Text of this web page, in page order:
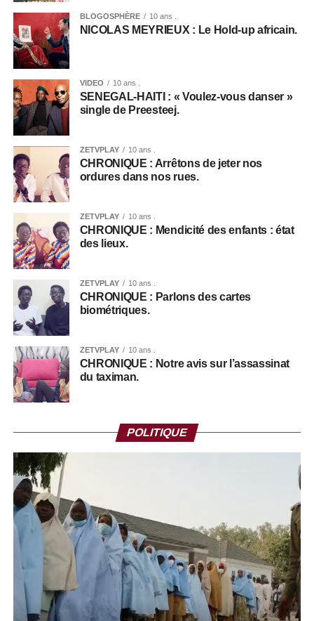
BLOGOSPHÈRE 10 ans .
NICOLAS MEYRIEUX : Le Hold-up africain.
VIDEO 10 ans .
SENEGAL-HAITI : « Voulez-vous danser »
single de Preesteej.
ZETVPLAY 10 ans .
CHRONIQUE : Arrêtons de jeter nos
ordures dans nos rues.
ZETVPLAY 10 ans .
CHRONIQUE : Mendicité des enfants : état
des lieux.
ZETVPLAY 10 ans .
CHRONIQUE : Parlons des cartes
biométriques.
ZETVPLAY 10 ans .
CHRONIQUE : Notre avis sur l’assassinat
du taximan.
POLITIQUE